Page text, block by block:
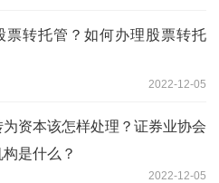
票转托管？如何办理股票转托
2022-12-05
资本该怎样处理？证券业协会
是什么？
2022-12-05